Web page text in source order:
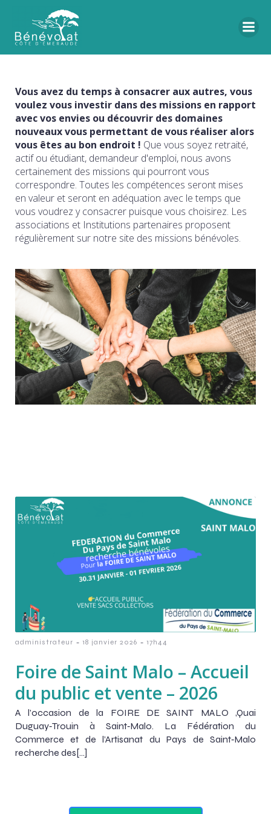
Vous avez du temps à consacrer aux autres, vous
voulez vous investir dans des missions en rapport
avec vos envies ou découvrir des domaines
nouveaux vous permettant de vous réaliser alors
vous êtes au bon endroit ! Que vous soyez retraité,
actif ou étudiant, demandeur d'emploi, nous avons
certainement des missions qui pourront vous
correspondre. Toutes les compétences seront mises
en valeur et seront en adéquation avec le temps que
vous voudrez y consacrer puisque vous choisirez. Les
associations et Institutions partenaires proposent
régulièrement sur notre site des missions bénévoles.
administrateur - 18 janvier 2026 - 17h44
Foire de Saint Malo – Accueil
du public et vente – 2026
A l’occasion de la FOIRE DE SAINT MALO ,Quai
Duguay‑Trouin à Saint‑Malo. La Fédération du
Commerce et de l’Artisanat du Pays de Saint‑Malo
recherche des[…]